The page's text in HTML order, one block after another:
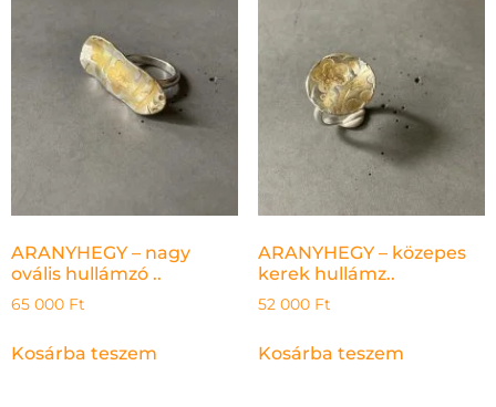
ARANYHEGY – nagy
ovális hullámzó ..
65 000 Ft
Kosárba teszem
ARANYHEGY – közepes
kerek hullámz..
52 000 Ft
Kosárba teszem